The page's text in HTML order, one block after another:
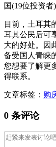
国(19位投资者)
目前，土耳其
耳其公民后可
大的好处。因
备受国人青睐
您想要了解更
得联系。
文章标签： 购
0 条评论